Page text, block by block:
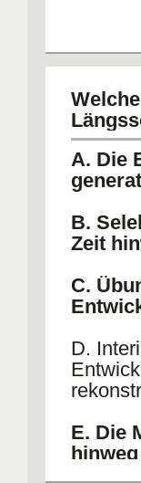
A. Die
B.
Zeit
C.
D.
E. Die